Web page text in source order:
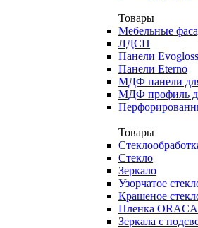
Товары
Мебельные
ЛДСП
Панели Evogloss
Панели Eterno
МДФ панели
МДФ профиль
Товары
Стекло
Зеркало
Узорчатое
Крашеное
Пленка
Зеркала с